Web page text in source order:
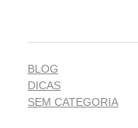
BLOG
DICAS
SEM CATEGORIA